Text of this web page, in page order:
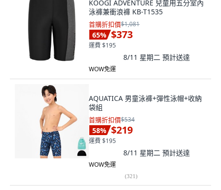
KOOGI ADVENTURE 兒童用五分室內
泳褲兼衝浪褲 KB-T1535
首購折扣價$1,081
65% $373
運費 $195
8/11 星期二 預計送達
WOW免運
AQUATICA 男童泳褲+彈性泳帽+收納
袋組
首購折扣價$534
58% $219
運費 $195
8/11 星期二 預計送達
WOW免運
(321)